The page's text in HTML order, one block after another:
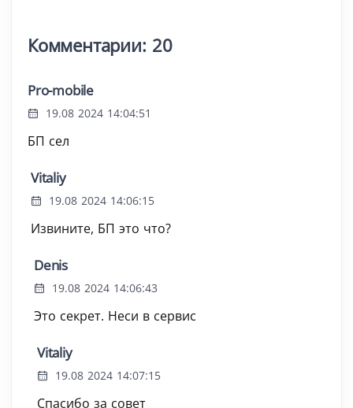
Комментарии: 20
Pro-mobile
19.08 2024 14:04:51
БП сел
Vitaliy
19.08 2024 14:06:15
Извините, БП это что?
Denis
19.08 2024 14:06:43
Это секрет. Неси в сервис
Vitaliy
19.08 2024 14:07:15
Спасибо за совет